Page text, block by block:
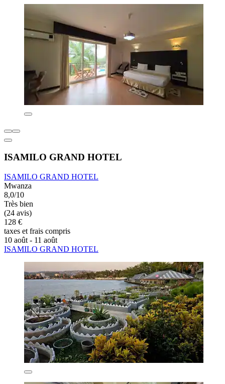
ISAMILO GRAND HOTEL
ISAMILO GRAND HOTEL
Mwanza
8,0/10
Très bien
(24 avis)
128 €
taxes et frais compris
10 août - 11 août
ISAMILO GRAND HOTEL